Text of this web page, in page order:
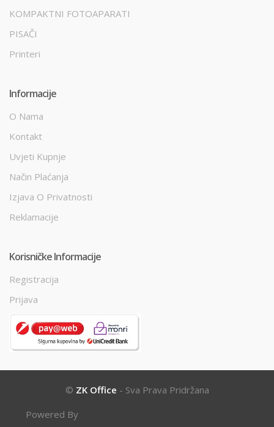
KOMPAKTNI FOTOAPARATI
PISAČI
Printeri
Informacije
O Nama
Kontakt
Uvjeti Kupnje
Način Plaćanja
Izjava O Privatnosti
Reklamacije
Korisničke Informacije
Registracija
Prijava
© ZK Office - Sva Prava Pridržana
Powered By